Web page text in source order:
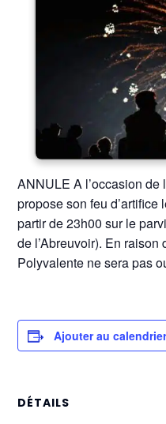
ANNULE A l’occasion
propose son feu
partir de 23h00 sur le
de l’Abreuvoir). En
Polyvalente ne sera pas
Ajouter au
DÉTAILS